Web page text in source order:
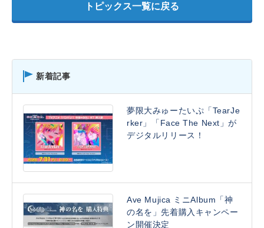
トピックス一覧に戻る
新着記事
夢限大みゅーたいぷ「TearJe
rker」「Face The Next」が
デジタルリリース！
Ave Mujica ミニAlbum「神
の名を」先着購入キャンペー
ン開催決定